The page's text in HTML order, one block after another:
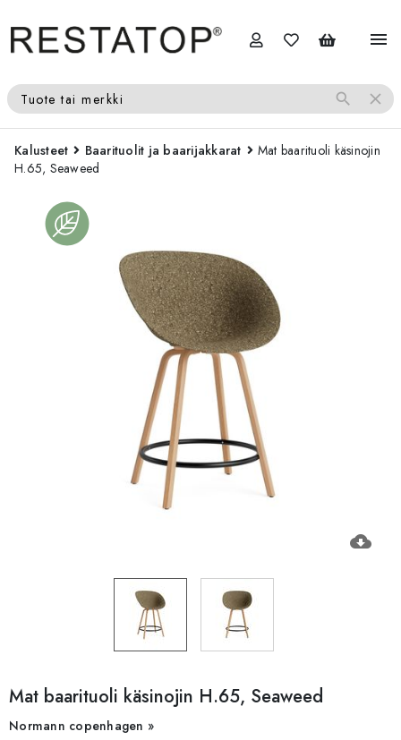
menu
Tuote tai merkki search close
Kalusteet Baarituolit ja baarijakkarat
Mat baarituoli käsinojin
H.65, Seaweed
cloud_download
Mat baarituoli käsinojin H.65, Seaweed
Normann copenhagen »